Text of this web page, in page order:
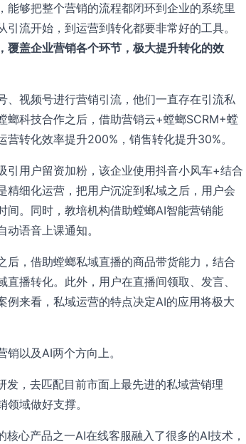
够把整个营销的流程都闭环到企业的系统里
流开始，到运营到转化都要非常好的工具。
覆盖企业营销各个环节，极大提升转化的效
、视频号进行营销引流，他们一直存在引流私
螂科技合作之后，借助营销云+螳螂SCRM+螳
转化效率提升200%，销售转化提升30%。
引用户留资加粉，该企业使用抖音小风车+结合
细化运营，把用户沉淀到私域之后，用户会
间。同时，教培机构借助螳螂AI智能营销能
语音上课通知。
，借助螳螂私域直播的商品带货能力，结合
播转化。此外，用户在直播间领取、发言、
来看，私域运营的特点决定AI的应用将极大
以及AI两个方向上。
发，去匹配目前市面上最先进的私域营销理
域做好支撑。
心产品之一AI在线客服融入了很多的AI技术，